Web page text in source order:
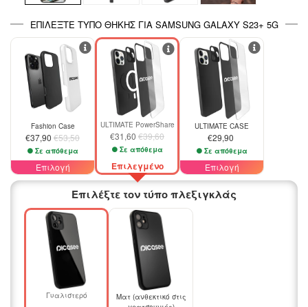
ΕΠΙΛΈΞΤΕ ΤΎΠΟ ΘΉΚΗΣ ΓΙΑ SAMSUNG GALAXY S23+ 5G
-29%
Fashion Case
€37,90 €53,50
Σε απόθεμα
Επιλογή
-20%
ULTIMATE PowerShare
€31,60 €39,60
Σε απόθεμα
Επιλεγμένο
ULTIMATE CASE
€29,90
Σε απόθεμα
Επιλογή
Επιλέξτε τον τύπο πλεξιγκλάς
Γυαλιστερό
Ματ (ανθεκτικό στις